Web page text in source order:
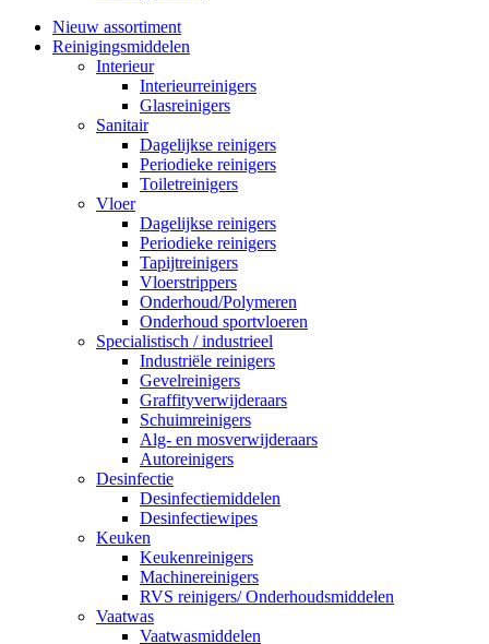
Nieuw assortiment
Reinigingsmiddelen
Interieur
Interieurreinigers
Glasreinigers
Sanitair
Dagelijkse reinigers
Periodieke reinigers
Toiletreinigers
Vloer
Dagelijkse reinigers
Periodieke reinigers
Tapijtreinigers
Vloerstrippers
Onderhoud/Polymeren
Onderhoud sportvloeren
Specialistisch / industrieel
Industriële reinigers
Gevelreinigers
Graffityverwijderaars
Schuimreinigers
Alg- en mosverwijderaars
Autoreinigers
Desinfectie
Desinfectiemiddelen
Desinfectiewipes
Keuken
Keukenreinigers
Machinereinigers
RVS reinigers/ Onderhoudsmiddelen
Vaatwas
Vaatwasmiddelen